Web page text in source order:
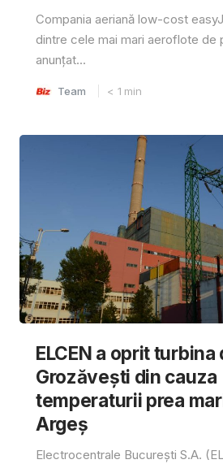
Compania aeriană low-cost
dintre cele mai mari aeroflote de
anunțat...
Team < 1 min
ELCEN a oprit turbina
Grozăvești din cauza
temperaturii prea
Argeș
Electrocentrale București S.A.